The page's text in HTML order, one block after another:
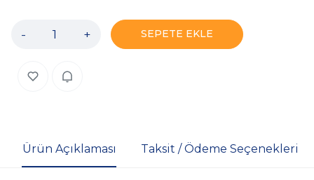
- + SEPETE EKLE
Ürün Açıklaması Taksit / Ödeme Seçenekleri